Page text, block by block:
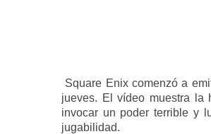
Square Enix comenzó a
jueves. El vídeo muestra la
invocar un poder terrible y
jugabilidad.